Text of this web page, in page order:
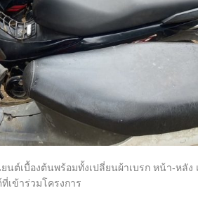
ต์เบื้องต้นพร้อมทั้งเปลี่ยนผ้าเบรก หน้า-หลัง
เข้าร่วมโครงการ